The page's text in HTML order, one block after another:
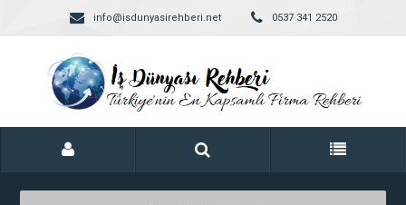
info@isdunyasirehberi.net 0537 341 2520